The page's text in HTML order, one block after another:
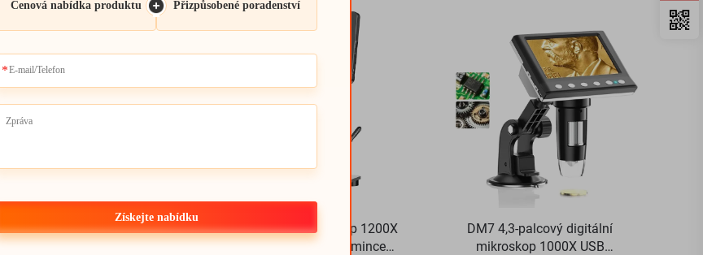
DM9H 7-palcový digitální
mikroskop HDMI 1200X
DM9 Digitální mikroskop 1200X
pájecí mikroskop pro mince
DM7 4,3-palcový digitální
mikroskop 1000X USB
Cenová nabídka produktu Přizpůsobené poradenství
Získejte nabídku